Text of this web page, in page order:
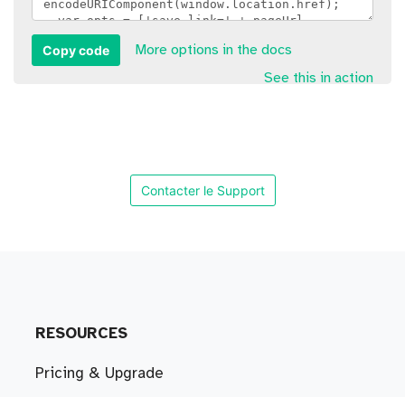
Copy code
More options in the docs
See this in action
Contacter le Support
RESOURCES
Pricing & Upgrade